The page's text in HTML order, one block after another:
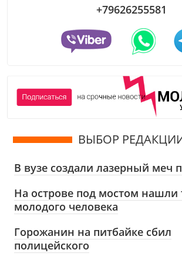
+79626255581
ВЫБОР
В вузе создали лазерный меч
На острове под мостом нашли
молодого человека
Горожанин на питбайке сбил
полицейского